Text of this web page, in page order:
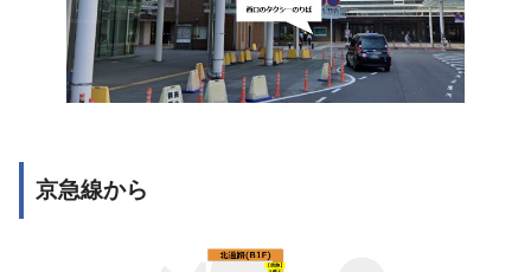
京急線から